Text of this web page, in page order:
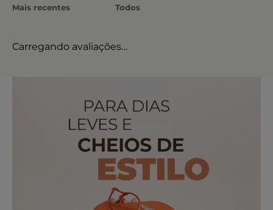
Mais recentes Todos
Carregando avaliações…